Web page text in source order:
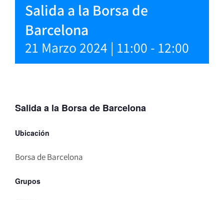
Salida a la Borsa de
Barcelona
21 Marzo 2024 | 11:00 - 12:00
Salida a la Borsa de Barcelona
Ubicación
Borsa de Barcelona
Grupos